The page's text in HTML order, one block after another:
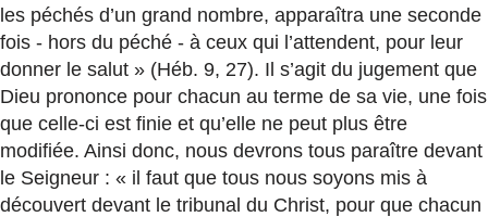
les péchés d’un grand nombre, apparaîtra une seconde
fois - hors du péché - à ceux qui l’attendent, pour leur
donner le salut » (Héb. 9, 27). Il s’agit du jugement que
Dieu prononce pour chacun au terme de sa vie, une fois
que celle-ci est finie et qu’elle ne peut plus être
modifiée. Ainsi donc, nous devrons tous paraître devant
le Seigneur : « il faut que tous nous soyons mis à
découvert devant le tribunal du Christ, pour que chacun